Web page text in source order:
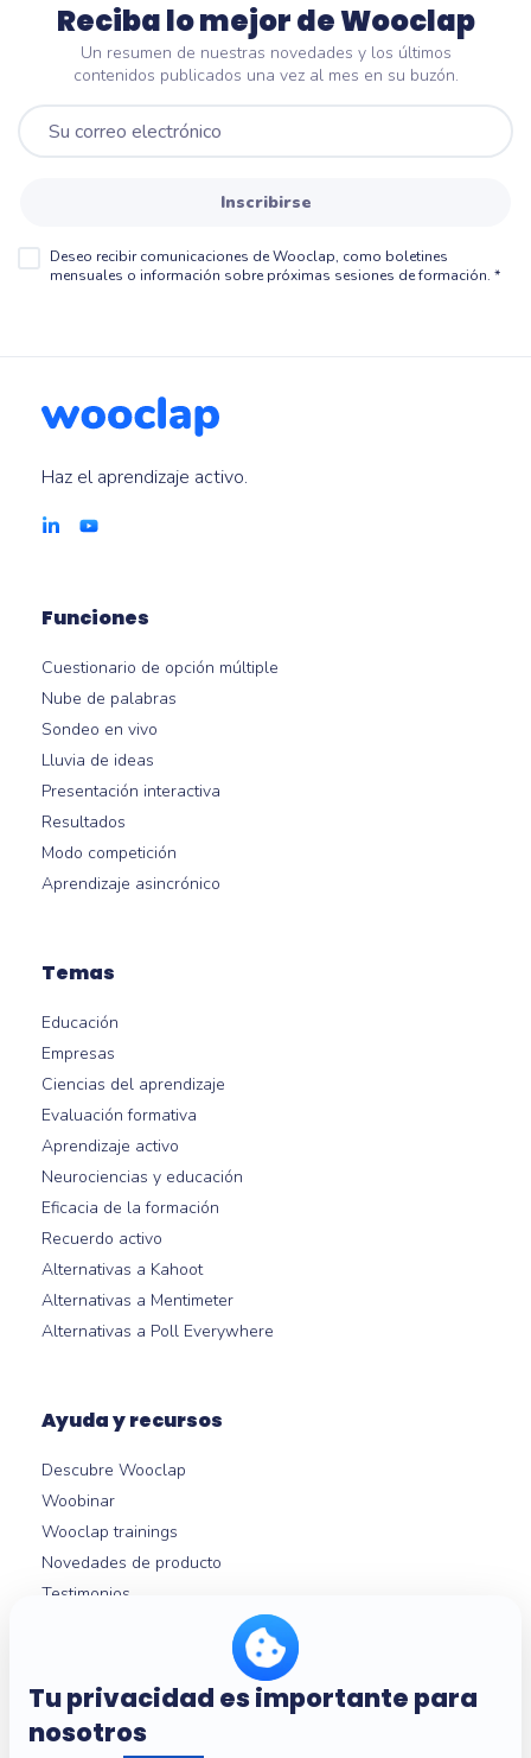
Reciba lo mejor de Wooclap
Un resumen de nuestras novedades y los últimos
contenidos publicados una vez al mes en su buzón.
Inscribirse
Deseo recibir comunicaciones de Wooclap, como boletines
mensuales o información sobre próximas sesiones de formación. *
Tu privacidad es importante para
nosotros
Haz el aprendizaje activo.
Funciones
Cuestionario de opción múltiple
Nube de palabras
Sondeo en vivo
Lluvia de ideas
Presentación interactiva
Resultados
Modo competición
Aprendizaje asincrónico
Temas
Educación
Empresas
Ciencias del aprendizaje
Evaluación formativa
Aprendizaje activo
Neurociencias y educación
Eficacia de la formación
Recuerdo activo
Alternativas a Kahoot
Alternativas a Mentimeter
Alternativas a Poll Everywhere
Ayuda y recursos
Descubre Wooclap
Woobinar
Wooclap trainings
Novedades de producto
Testimonios
Ayuda